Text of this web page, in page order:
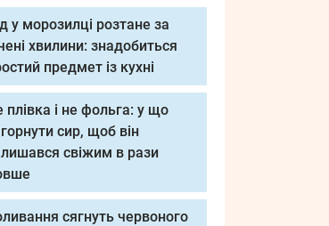
у морозилці розтане за
хвилини: знадобиться
предмет із кухні
плівка і не фольга: у що
сир, щоб він
свіжим в рази
сягнуть червоного